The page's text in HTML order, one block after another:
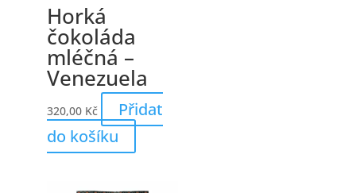
Horká
čokoláda
mléčná –
Venezuela
320,00 Kč
Přidat
do košíku